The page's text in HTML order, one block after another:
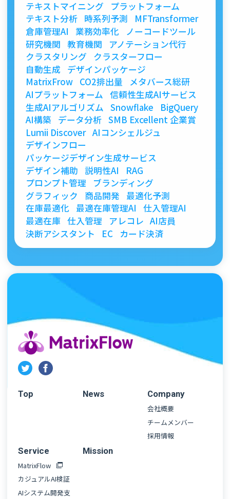
テキストマイニング
プラットフォーム
テキスト分析 時系列予測
MFTransformer
倉庫管理AI
業務効率化
ノーコードツール
研究機関 教育機関
アノテーション代行
クラスタリング
クラスターフロー
自動生成
デザインパッケージ
MatrixFrow CO2排出量
メタバース総研
AIプラットフォーム 信頼性生成AIサービス
生成AIアルゴリズム Snowflake
BigQuery
AI構築
データ分析 SMB Excellent 企業賞
Lumii Discover AIコンシェルジュ
デザインフロー
パッケージデザイン生成サービス
デザイン補助 説明性AI
RAG
プロンプト管理
ブランディング
グラフィック
商品開発
最適化予測
在庫最適化 最適在庫管理AI
仕入管理AI
最適在庫 仕入管理 アレコレ AI店員
決断アシスタント
EC カード決済
Top News
Company
会社概要
チームメンバー
採用情報
Service
MatrixFlow
カジュアルAI検証
AIシステム開発支
Mission